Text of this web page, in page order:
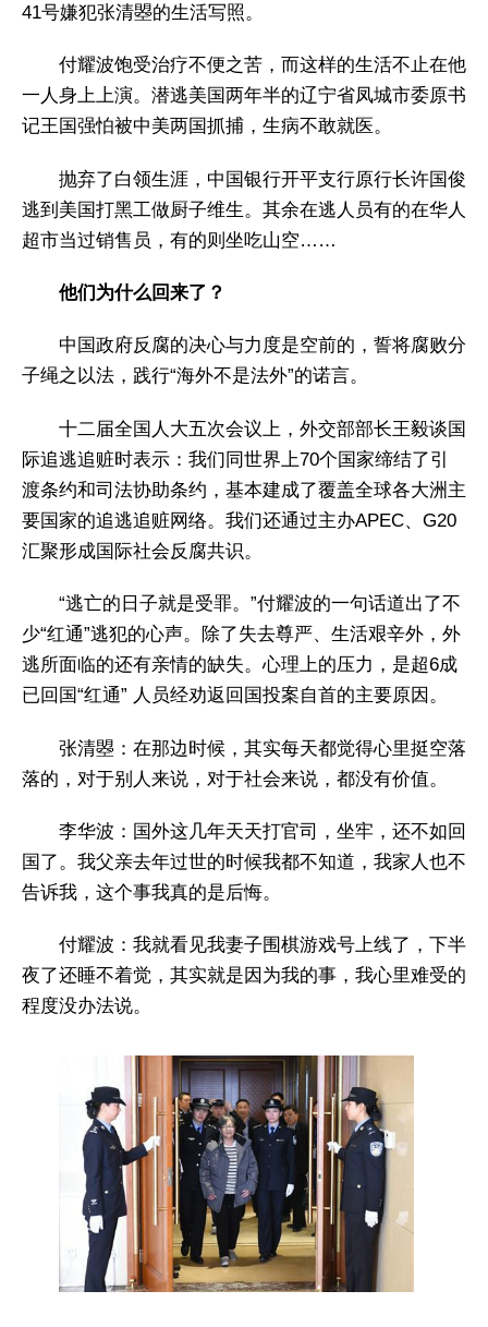
41号嫌犯张清曌的生活写照。
付耀波饱受治疗不便之苦，而这样的生活不止在他
一人身上上演。潜逃美国两年半的辽宁省凤城市委原书
记王国强怕被中美两国抓捕，生病不敢就医。
抛弃了白领生涯，中国银行开平支行原行长许国俊
逃到美国打黑工做厨子维生。其余在逃人员有的在华人
超市当过销售员，有的则坐吃山空……
他们为什么回来了？
中国政府反腐的决心与力度是空前的，誓将腐败分
子绳之以法，践行“海外不是法外”的诺言。
十二届全国人大五次会议上，外交部部长王毅谈国
际追逃追赃时表示：我们同世界上70个国家缔结了引
渡条约和司法协助条约，基本建成了覆盖全球各大洲主
要国家的追逃追赃网络。我们还通过主办APEC、G20
汇聚形成国际社会反腐共识。
“逃亡的日子就是受罪。”付耀波的一句话道出了不
少“红通”逃犯的心声。除了失去尊严、生活艰辛外，外
逃所面临的还有亲情的缺失。心理上的压力，是超6成
已回国“红通” 人员经劝返回国投案自首的主要原因。
张清曌：在那边时候，其实每天都觉得心里挺空落
落的，对于别人来说，对于社会来说，都没有价值。
李华波：国外这几年天天打官司，坐牢，还不如回
国了。我父亲去年过世的时候我都不知道，我家人也不
告诉我，这个事我真的是后悔。
付耀波：我就看见我妻子围棋游戏号上线了，下半
夜了还睡不着觉，其实就是因为我的事，我心里难受的
程度没办法说。